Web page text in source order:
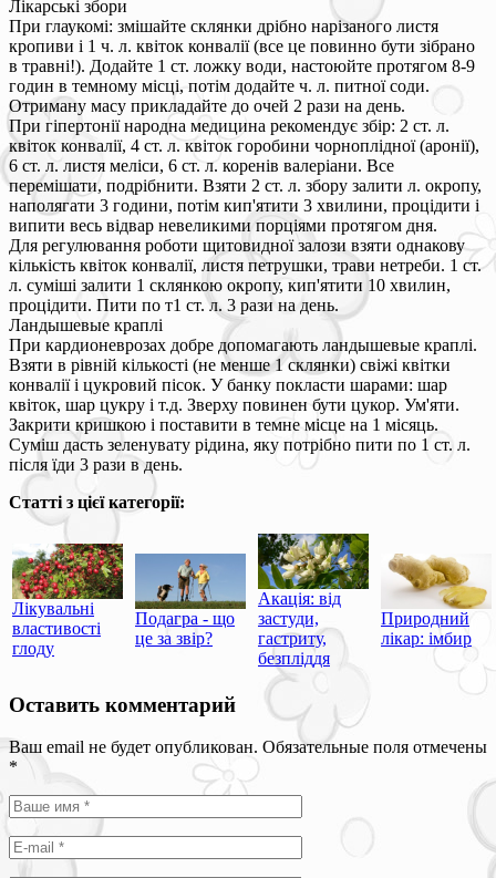
Лікарські збори
При глаукомі: змішайте склянки дрібно нарізаного листя
кропиви і 1 ч. л. квіток конвалії (все це повинно бути зібрано
в травні!). Додайте 1 ст. ложку води, настоюйте протягом 8-9
годин в темному місці, потім додайте ч. л. питної соди.
Отриману масу прикладайте до очей 2 рази на день.
При гіпертонії народна медицина рекомендує збір: 2 ст. л.
квіток конвалії, 4 ст. л. квіток горобини чорноплідної (аронії),
6 ст. л. листя меліси, 6 ст. л. коренів валеріани. Все
перемішати, подрібнити. Взяти 2 ст. л. збору залити л. окропу,
наполягати 3 години, потім кип'ятити 3 хвилини, процідити і
випити весь відвар невеликими порціями протягом дня.
Для регулювання роботи щитовидної залози взяти однакову
кількість квіток конвалії, листя петрушки, трави нетреби. 1 ст.
л. суміші залити 1 склянкою окропу, кип'ятити 10 хвилин,
процідити. Пити по т1 ст. л. 3 рази на день.
Ландышевые краплі
При кардионеврозах добре допомагають ландышевые краплі.
Взяти в рівній кількості (не менше 1 склянки) свіжі квітки
конвалії і цукровий пісок. У банку покласти шарами: шар
квіток, шар цукру і т.д. Зверху повинен бути цукор. Ум'яти.
Закрити кришкою і поставити в темне місце на 1 місяць.
Суміш дасть зеленувату рідина, яку потрібно пити по 1 ст. л.
після їди 3 рази в день.
Статті з цієї категорії:
Лікувальні
властивості
глоду
Подагра - що
це за звір?
Акація: від
застуди,
гастриту,
безпліддя
Природний
лікар: імбир
Оставить комментарий
Ваш email не будет опубликован. Обязательные поля отмечены
*